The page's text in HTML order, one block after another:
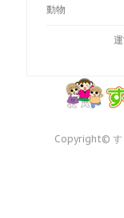
動物
Copyright© す